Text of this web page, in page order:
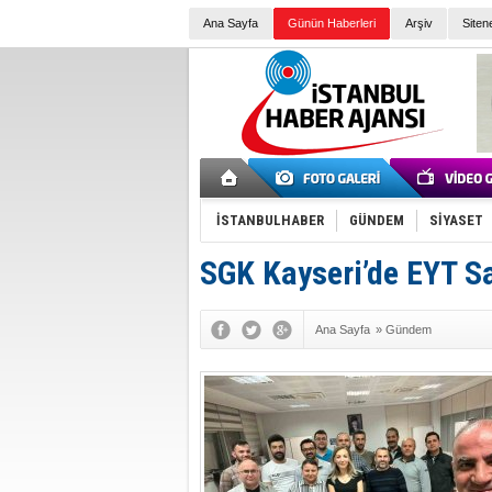
Ana Sayfa Günün Haberleri Arşiv
İSTANBULHABER GÜNDEM SİYASET
SGK Kayseri’de EYT
Ana Sayfa » Gündem